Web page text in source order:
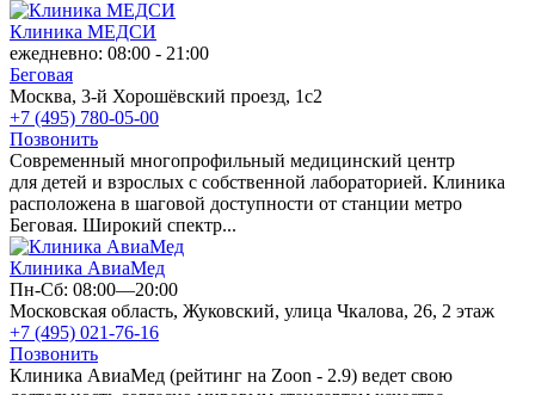
Клиника МЕДСИ
ежедневно: 08:00 - 21:00
Беговая
Москва, 3-й Хорошёвский проезд, 1с2
+7 (495) 780-05-00
Позвонить
Современный многопрофильный медицинский центр
для детей и взрослых с собственной лабораторией. Клиника
расположена в шаговой доступности от станции метро
Беговая. Широкий спектр...
Клиника АвиаМед
Пн-Сб: 08:00—20:00
Московская область, Жуковский, улица Чкалова, 26, 2 этаж
+7 (495) 021-76-16
Позвонить
Клиника АвиаМед (рейтинг на Zoon - 2.9) ведет свою